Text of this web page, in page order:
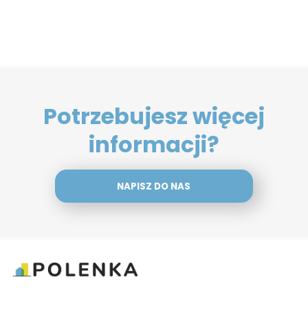
Potrzebujesz więcej
informacji?
NAPISZ DO NAS